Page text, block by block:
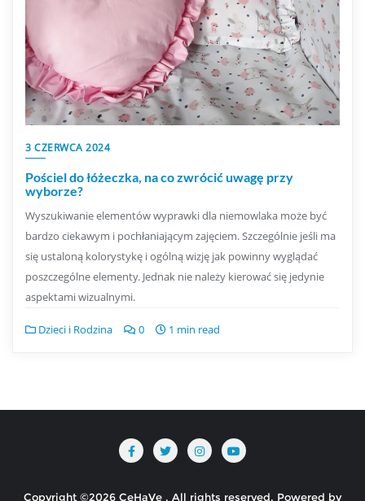
3 CZERWCA 2024
Pościel do łóżeczka, na co zwrócić uwagę przy
wyborze?
Wyszukiwanie elementów wyprawki dla niemowlaka może być
bardzo ciekawym i pochłaniającym zajęciem. Szczególnie jeśli ma
się ustaloną kolorystykę i ogólną wizję jak powinny wyglądać
poszczególne elementy. Jednak nie należy kierować się jedynie
aspektami wizualnymi.
Dzieci i Rodzina 0 1 min read
Copyright ©2026 CeHaVe . All rights reserved. Powered by